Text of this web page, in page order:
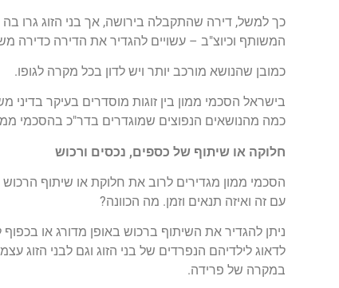
כך למשל, דירה שהתקבלה בירושה, אך בני הזוג גרו
המשותף וכיוצ"ב – עשויים להגדיר את הדירה כדירה
כמובן שהנושא מורכב יותר ויש לדון בכל מקרה לגופו.
בישראל הסכמי ממון בין זוגות מוסדרים בעיקר
כמה מהנושאים הנפוצים שמוגדרים בדר"כ בהסכמי
חלוקה או שיתוף של כספים, נכסים ורכוש
הסכמי ממון מגדירים לרוב את חלוקת או שיתוף
עם זה ואיזה תנאים וזמן. מה הכוונה?
ניתן להגדיר את השיתוף ברכוש באופן מדורג או
לדאוג לילדיהם הנפרדים של בני הזוג וגם לבני
במקרה של פרידה.